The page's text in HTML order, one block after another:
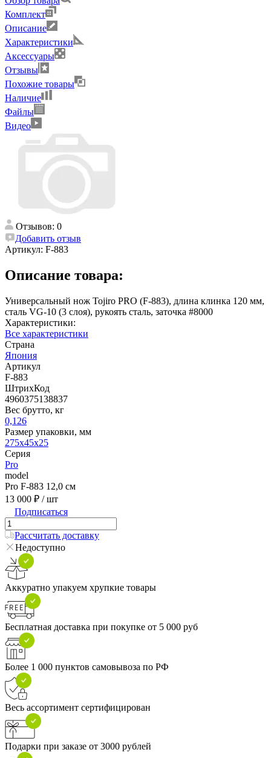
Комплект
Описание
Характеристики
Аксессуары
Отзывы
Похожие товары
Наличие
Файлы
Видео
Отзывов: 0
Добавить отзыв
Артикул: F-883
Описание товара:
Универсальный нож Tojiro PRO (F-883), длина клинка 120 мм,
сталь VG-10 (3 слоя), рукоять сталь, заточка #8000
Характеристики:
Все характеристики
Страна
Япония
Артикул
F-883
ШтрихКод
4960375138837
Вес брутто, кг
0,126
Размер упаковки, мм
275x45x25
Серия
Pro
model
Pro F-883 12,0 см
13 000 ₽ / шт
Подписаться
Рассчитать доставку
Недоступно
Аккуратно упакуем хрупкие товары
Бесплатная доставка при покупке от 5 000 руб
Более 1 000 пунктов самовывоза по РФ
Весь ассортимент сертифицирован
Подарки при заказе от 3000 рублей